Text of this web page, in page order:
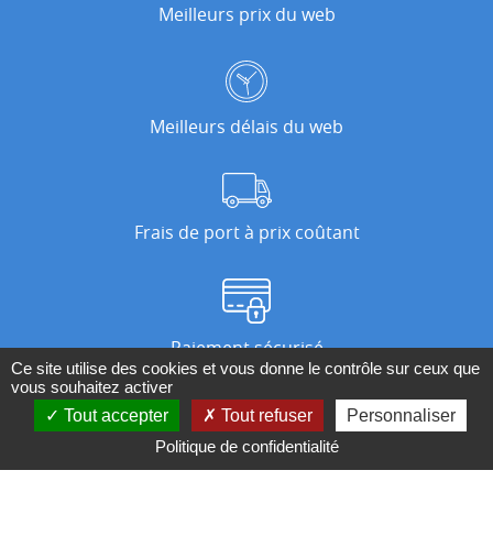
Meilleurs prix du web
Meilleurs délais du web
Frais de port à prix coûtant
Paiement sécurisé
Nos magasins
Ce site utilise des cookies et vous donne le contrôle sur ceux que
vous souhaitez activer
Tout accepter
Tout refuser
Personnaliser
Politique de confidentialité